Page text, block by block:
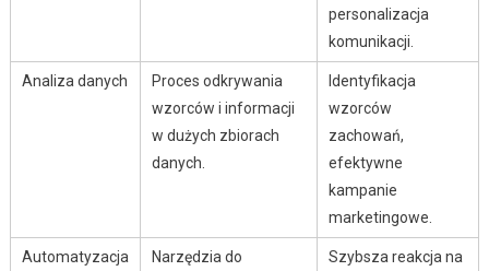
personalizacja
komunikacji.
Analiza danych
Proces odkrywania
wzorców i informacji
w dużych zbiorach
danych.
Identyfikacja
wzorców
zachowań,
efektywne
kampanie
marketingowe.
Automatyzacja
Narzędzia do
Szybsza reakcja na